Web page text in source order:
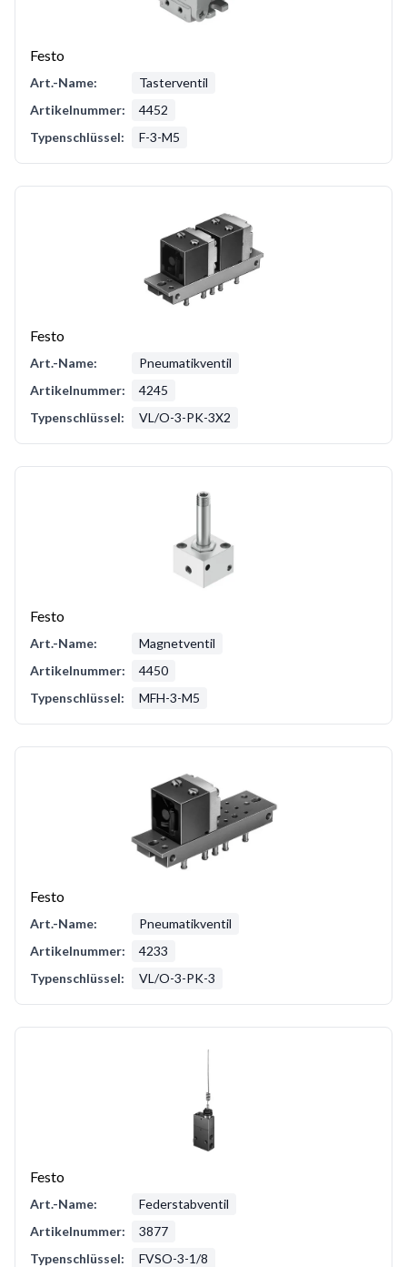
Festo
Art.-Name:
Tasterventil
Artikelnummer:
4452
Typenschlüssel:
F-3-M5
Festo
Art.-Name:
Pneumatikventil
Artikelnummer:
4245
Typenschlüssel:
VL/O-3-PK-3X2
Festo
Art.-Name:
Magnetventil
Artikelnummer:
4450
Typenschlüssel:
MFH-3-M5
Festo
Art.-Name:
Pneumatikventil
Artikelnummer:
4233
Typenschlüssel:
VL/O-3-PK-3
Festo
Art.-Name:
Federstabventil
Artikelnummer:
3877
Typenschlüssel:
FVSO-3-1/8